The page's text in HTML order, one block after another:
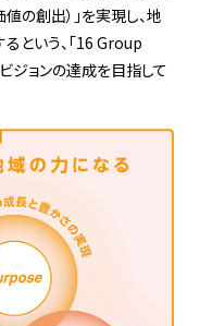
の創出）」を実現し、地
という、「16 Group
ジョンの達成を目指して